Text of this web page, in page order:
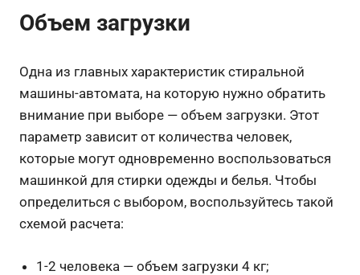
Объем загрузки
Одна из главных характеристик стиральной
машины-автомата, на которую нужно обратить
внимание при выборе — объем загрузки. Этот
параметр зависит от количества человек,
которые могут одновременно воспользоваться
машинкой для стирки одежды и белья. Чтобы
определиться с выбором, воспользуйтесь такой
схемой расчета:
1-2 человека — объем загрузки 4 кг;